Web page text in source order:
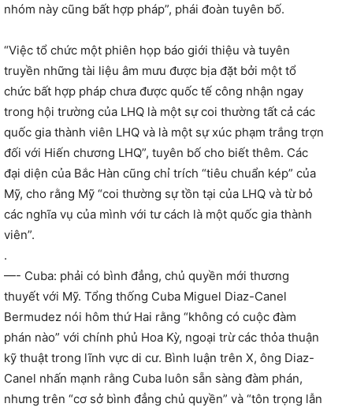
nhóm này cũng bất hợp pháp”, phái đoàn tuyên bố.
“Việc tổ chức một phiên họp báo giới thiệu và tuyên
truyền những tài liệu âm mưu được bịa đặt bởi một tổ
chức bất hợp pháp chưa được quốc tế công nhận ngay
trong hội trường của LHQ là một sự coi thường tất cả các
quốc gia thành viên LHQ và là một sự xúc phạm trắng trợn
đối với Hiến chương LHQ”, tuyên bố cho biết thêm. Các
đại diện của Bắc Hàn cũng chỉ trích “tiêu chuẩn kép” của
Mỹ, cho rằng Mỹ “coi thường sự tồn tại của LHQ và từ bỏ
các nghĩa vụ của mình với tư cách là một quốc gia thành
viên”.
.
—- Cuba: phải có bình đẳng, chủ quyền mới thương
thuyết với Mỹ. Tổng thống Cuba Miguel Diaz-Canel
Bermudez nói hôm thứ Hai rằng “không có cuộc đàm
phán nào” với chính phủ Hoa Kỳ, ngoại trừ các thỏa thuận
kỹ thuật trong lĩnh vực di cư. Bình luận trên X, ông Diaz-
Canel nhấn mạnh rằng Cuba luôn sẵn sàng đàm phán,
nhưng trên “cơ sở bình đẳng chủ quyền” và “tôn trọng lẫn